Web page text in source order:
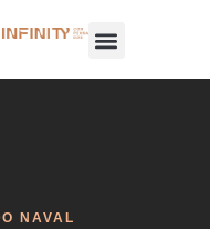
NAVAL